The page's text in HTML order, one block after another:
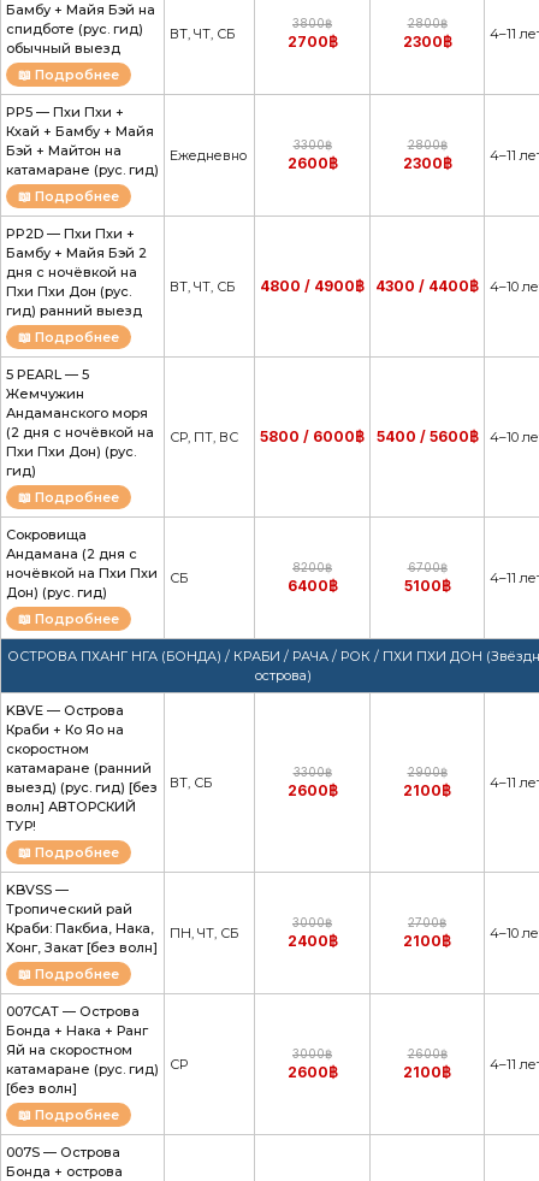
Бамбу + Майя Бэй на
спидботе (рус. гид)
обычный выезд
📖 Подробнее
ВТ, ЧТ, СБ
3800฿
2700฿
2800฿
2300฿ 4–11
PP5 — Пхи Пхи +
Кхай + Бамбу + Майя
Бэй + Майтон на
катамаране (рус. гид)
📖 Подробнее
Ежедневно
3300฿
2600฿
2800฿
2300฿ 4–11
PP2D — Пхи Пхи +
Бамбу + Майя Бэй 2
дня с ночёвкой на
Пхи Пхи Дон (рус.
гид) ранний выезд
📖 Подробнее
ВТ, ЧТ, СБ 4800 / 4900฿ 4300 / 4400฿ 4–10
5 PEARL — 5
Жемчужин
Андаманского моря
(2 дня с ночёвкой на
Пхи Пхи Дон) (рус.
гид)
📖 Подробнее
СР, ПТ, ВС 5800 / 6000฿ 5400 / 5600฿ 4–10
Сокровища
Андамана (2 дня с
ночёвкой на Пхи Пхи
Дон) (рус. гид)
📖 Подробнее
СБ
8200฿
6400฿
6700฿
5100฿ 4–11
ОСТРОВА ПХАНГ НГА (БОНДА) / КРАБИ / РАЧА / РОК / ПХИ ПХИ ДОН
острова)
KBVE — Острова
Краби + Ко Яо на
скоростном
катамаране (ранний
выезд) (рус. гид) [без
волн] АВТОРСКИЙ
ТУР!
📖 Подробнее
ВТ, СБ
3300฿
2600฿
2900฿
2100฿ 4–11
KBVSS —
Тропический рай
Краби: Пакбиа, Нака,
Хонг, Закат [без волн]
📖 Подробнее
ПН, ЧТ, СБ
3000฿
2400฿
2700฿
2100฿ 4–10
007CAT — Острова
Бонда + Нака + Ранг
Яй на скоростном
катамаране (рус. гид)
[без волн]
📖 Подробнее
СР
3000฿
2600฿
2600฿
2100฿ 4–11
007S — Острова
Бонда + острова